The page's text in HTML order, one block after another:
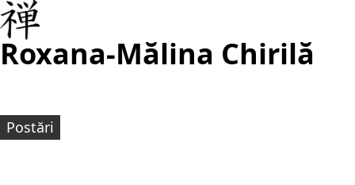
Roxana-Mălina Chirilă
Postări